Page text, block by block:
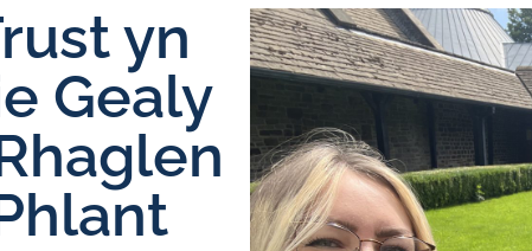
yn
Gealy